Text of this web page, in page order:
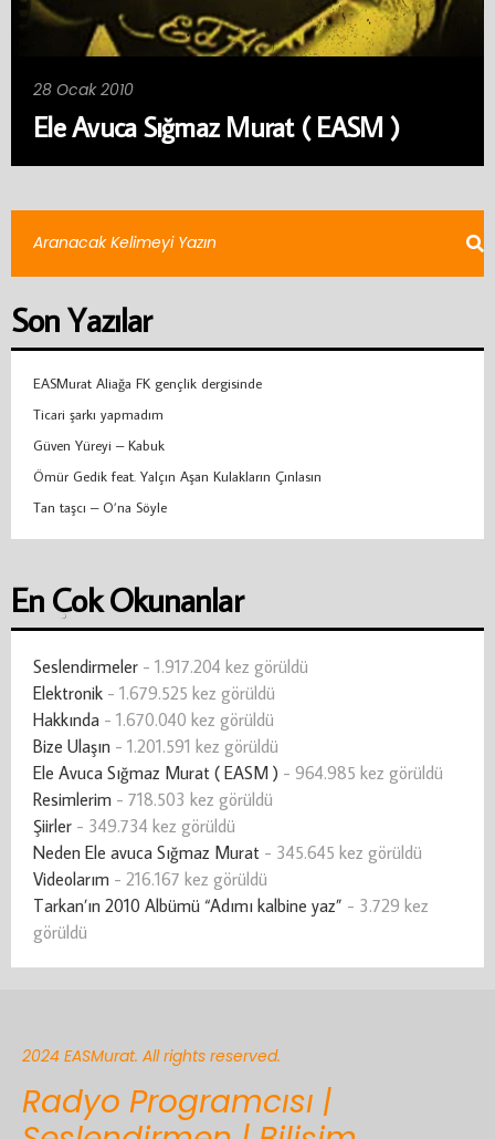
28 Ocak 2010
Ele Avuca Sığmaz Murat ( EASM )
Son Yazılar
EASMurat Aliağa FK gençlik dergisinde
Ticari şarkı yapmadım
Güven Yüreyi – Kabuk
Ömür Gedik feat. Yalçın Aşan Kulakların Çınlasın
Tan taşcı – O’na Söyle
En Çok Okunanlar
Seslendirmeler - 1.917.204 kez görüldü
Elektronik - 1.679.525 kez görüldü
Hakkında - 1.670.040 kez görüldü
Bize Ulaşın - 1.201.591 kez görüldü
Ele Avuca Sığmaz Murat ( EASM ) - 964.985 kez görüldü
Resimlerim - 718.503 kez görüldü
Şiirler - 349.734 kez görüldü
Neden Ele avuca Sığmaz Murat - 345.645 kez görüldü
Videolarım - 216.167 kez görüldü
Tarkan’ın 2010 Albümü “Adımı kalbine yaz” - 3.729 kez
görüldü
2024 EASMurat. All rights reserved.
Radyo Programcısı |